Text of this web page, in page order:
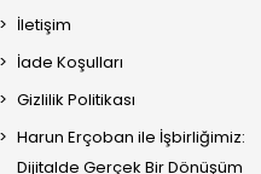
İletişim
İade Koşulları
Gizlilik Politikası
Harun Erçoban ile İşbirliğimiz:
Dijitalde Gerçek Bir Dönüşüm